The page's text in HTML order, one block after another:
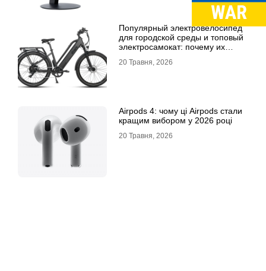
Популярный электровелосипед
для городской среды и топовый
электросамокат: почему их
20 Травня, 2026
Airpods 4: чому ці Airpods стали
кращим вибором у 2026 році
20 Травня, 2026